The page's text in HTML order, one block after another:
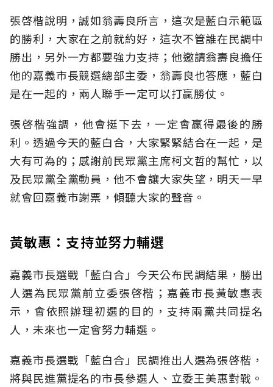
張啓楷說明，誠如翁壽良所言，這次是藍白示範區
的勝利，大家在之前就約好，這次不管誰在民調中
勝出，另外一方都要強力支持；他邀請翁壽良擔任
他的嘉義市長競選總部主委，翁壽良也答應，藍白
是在一起的，兩人聯手一定可以打贏勝仗。
張啓楷強調，他會挺下去，一定會贏得最後的勝
利。透過今天的藍白合，大家緊緊結合在一起，是
大有可為的；感謝前民眾黨主席柯文哲的幫忙，以
及民眾黨全黨動員，他不會讓大家失望，明天一早
就會回嘉義市謝票，傾聽大家的聲音。
黃敏惠：支持並努力輔選
嘉義市長選戰「藍白合」今天公布民調結果，勝出
人選為民眾黨前立委張啓楷；嘉義市長黃敏惠表
示，會依照辦理初選的目的，支持兩黨共同提名
人，未來也一定會努力輔選。
嘉義市長選戰「藍白合」民調推出人選為張啓楷，
將與民進黨提名的市長參選人、立委王美惠對戰。